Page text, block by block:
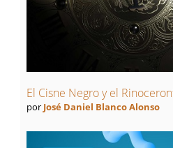
El Cisne Negro y el
por José Daniel Blanco Alonso